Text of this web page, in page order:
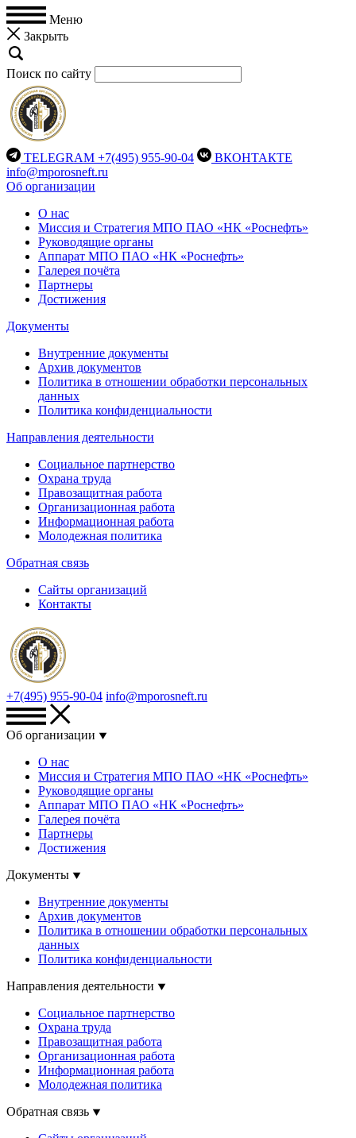
Меню
Закрыть
Поиск по сайту
TELEGRAM +7(495) 955-90-04
ВКОНТАКТЕ
info@mporosneft.ru
Об организации
О нас
Миссия и Стратегия МПО ПАО «НК «Роснефть»
Руководящие органы
Аппарат МПО ПАО «НК «Роснефть»
Галерея почёта
Партнеры
Достижения
Документы
Внутренние документы
Архив документов
Политика в отношении обработки персональных
данных
Политика конфиденциальности
Направления деятельности
Социальное партнерство
Охрана труда
Правозащитная работа
Организационная работа
Информационная работа
Молодежная политика
Обратная связь
Сайты организаций
Контакты
+7(495) 955-90-04 info@mporosneft.ru
Об организации
О нас
Миссия и Стратегия МПО ПАО «НК «Роснефть»
Руководящие органы
Аппарат МПО ПАО «НК «Роснефть»
Галерея почёта
Партнеры
Достижения
Документы
Внутренние документы
Архив документов
Политика в отношении обработки персональных
данных
Политика конфиденциальности
Направления деятельности
Социальное партнерство
Охрана труда
Правозащитная работа
Организационная работа
Информационная работа
Молодежная политика
Обратная связь